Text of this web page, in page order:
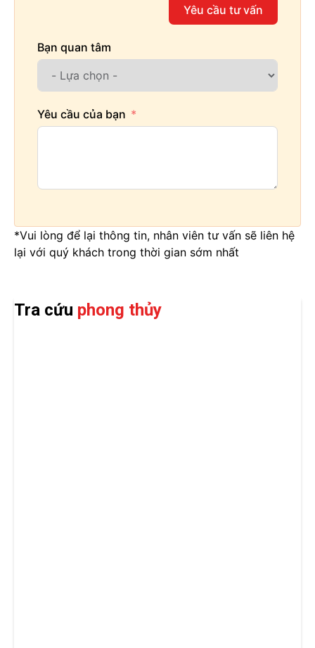
Yêu cầu tư vấn
Bạn quan tâm
Yêu cầu của bạn
*Vui lòng để lại thông tin, nhân viên tư vấn sẽ liên hệ
lại với quý khách trong thời gian sớm nhất
Tra cứu phong thủy